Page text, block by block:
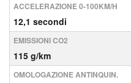
ACCELERAZIONE 0-100KM/H
12,1 secondi
EMISSIONI CO2
115 g/km
OMOLOGAZIONE ANTINQUIN.